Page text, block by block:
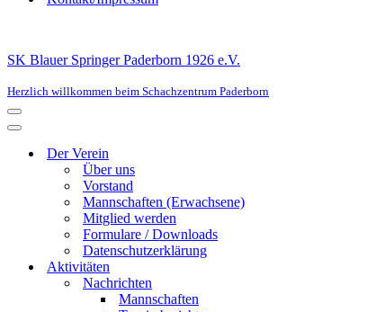
SK Blauer Springer Paderborn 1926 e.V.
Herzlich willkommen beim Schachzentrum Paderborn
Navigationsmenü
Navigationsmenü
Der Verein
Über uns
Vorstand
Mannschaften (Erwachsene)
Mitglied werden
Formulare / Downloads
Datenschutzerklärung
Aktivitäten
Nachrichten
Mannschaften